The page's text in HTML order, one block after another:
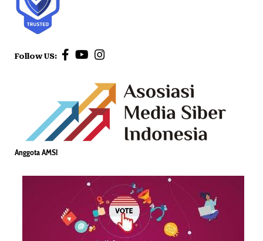
Follow US:
Anggota AMSI